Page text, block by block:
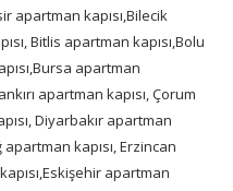
apartman kapısı,Bilecik
Bitlis apartman kapısı,Bolu
apartman
apartman kapısı, Çorum
Diyarbakır apartman
apartman kapısı, Erzincan
apartman